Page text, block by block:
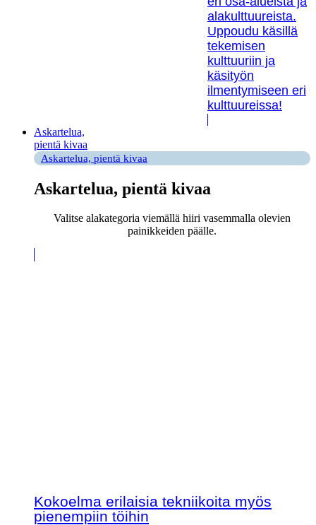
alakulttuureista.
Uppoudu käsillä
tekemisen
kulttuuriin ja
käsityön
ilmentymiseen eri
kulttuureissa!
Askartelua,
pientä kivaa
Askartelua, pientä kivaa
Askartelua, pientä kivaa
Valitse alakategoria viemällä hiiri vasemmalla olevien
painikkeiden päälle.
Kokoelma erilaisia tekniikoita myös
pienempiin töihin